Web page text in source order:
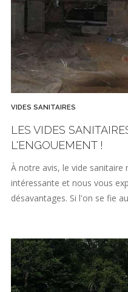
VIDES SANITAIRES
LES VIDES
L'ENGOUEMENT !
À notre avis, le vide
intéressante et nous vous
désavantages. Si l'on se fie